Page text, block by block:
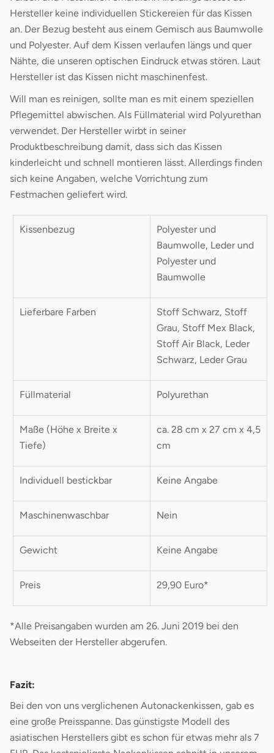
Hersteller keine individuellen Stickereien für das Kissen
an. Der Bezug besteht aus einem Gemisch aus Baumwolle
und Polyester. Auf dem Kissen verlaufen längs und quer
Nähte, die unseren optischen Eindruck etwas stören. Laut
Hersteller ist das Kissen nicht maschinenfest.
Will man es reinigen, sollte man es mit einem speziellen
Pflegemittel abwischen. Als Füllmaterial wird Polyurethan
verwendet. Der Hersteller wirbt in seiner
Produktbeschreibung damit, dass sich das Kissen
kinderleicht und schnell montieren lässt. Allerdings finden
sich keine Angaben, welche Vorrichtung zum
Festmachen geliefert wird.
Kissenbezug
Polyester und
Baumwolle, Leder und
Polyester und
Baumwolle
Lieferbare Farben
Stoff Schwarz, Stoff
Grau, Stoff Mex Black,
Stoff Air Black, Leder
Schwarz, Leder Grau
Füllmaterial Polyurethan
Maße (Höhe x Breite x
Tiefe)
ca. 28 cm x 27 cm x 4,5
cm
Individuell bestickbar Keine Angabe
Maschinenwaschbar Nein
Gewicht Keine Angabe
Preis 29,90 Euro*
*Alle Preisangaben wurden am 26. Juni 2019 bei den
Webseiten der Hersteller abgerufen.
Fazit:
Bei den von uns verglichenen Autonackenkissen, gab es
eine große Preisspanne. Das günstigste Modell des
asiatischen Herstellers gibt es schon für etwas mehr als 7